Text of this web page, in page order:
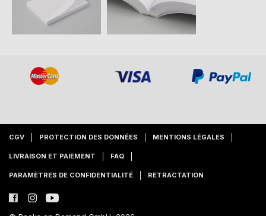
CGV PROTECTION DES DONNÉES MENTIONS LÉGALES
LIVRAISON ET PAIEMENT FAQ
PARAMÈTRES DE CONFIDENTIALITÉ RETRACTATION